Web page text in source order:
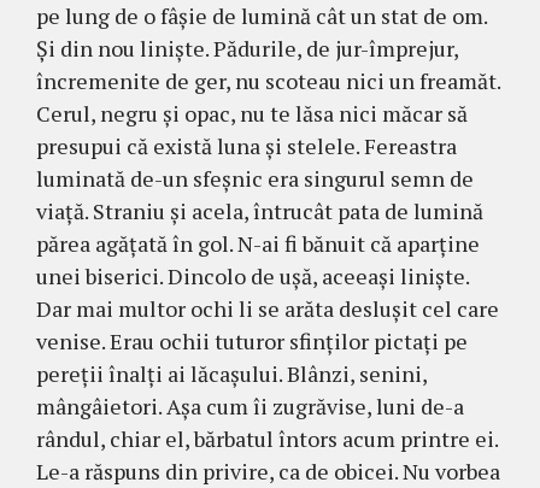
pe lung de o fâșie de lumină cât un stat de om.
Și din nou liniște. Pădurile, de jur-împrejur,
încremenite de ger, nu scoteau nici un freamăt.
Cerul, negru și opac, nu te lăsa nici măcar să
presupui că există luna și stelele. Fereastra
lumi­nată de-un sfeșnic era singurul semn de
viață. Stra­niu și acela, întrucât pata de lumină
părea agățată în gol. N-ai fi bănuit că aparține
unei biserici. Dincolo de ușă, aceeași liniște.
Dar mai multor ochi li se arăta deslușit cel care
venise. Erau ochii tuturor sfinților pictați pe
pereții înalți ai lăcașului. Blânzi, senini,
mângâietori. Așa cum îi zugrăvise, luni de-a
rândul, chiar el, bărbatul întors acum printre ei.
Le-a răspuns din privire, ca de obicei. Nu vorbea